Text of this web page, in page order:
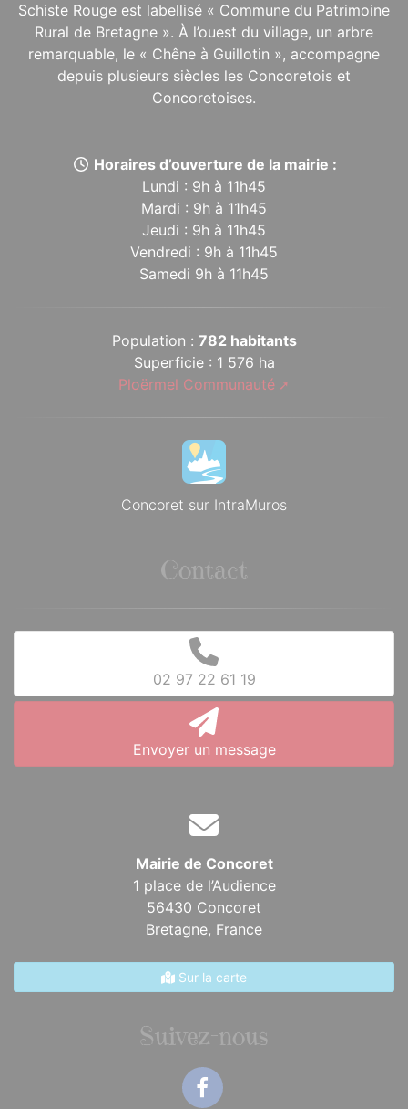
Schiste Rouge est labellisé « Commune du Patrimoine
Rural de Bretagne ». À l’ouest du village, un arbre
remarquable, le « Chêne à Guillotin », accompagne
depuis plusieurs siècles les Concoretois et
Concoretoises.
Horaires d’ouverture de la mairie :
Lundi : 9h à 11h45
Mardi : 9h à 11h45
Jeudi : 9h à 11h45
Vendredi : 9h à 11h45
Samedi 9h à 11h45
Population : 782 habitants
Superficie : 1 576 ha
Ploërmel Communauté
Concoret sur IntraMuros
Contact
02 97 22 61 19
Envoyer un message
Mairie de Concoret
1 place de l’Audience
56430 Concoret
Bretagne, France
Sur la carte
Suivez-nous